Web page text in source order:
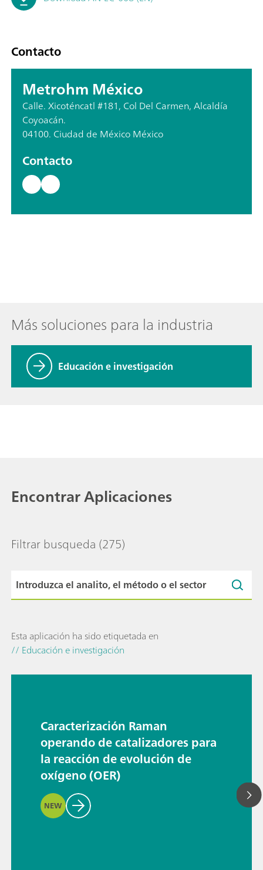
Contacto
Metrohm México
Calle. Xicoténcatl #181, Col Del Carmen, Alcaldía
Coyoacán.
04100. Ciudad de México México
Contacto
Más soluciones para la industria
Educación e investigación
Encontrar Aplicaciones
Filtrar busqueda (275)
Esta aplicación ha sido etiquetada en
// Educación e investigación
Caracterización Raman
operando de catalizadores para
la reacción de evolución de
oxígeno (OER)
NEW